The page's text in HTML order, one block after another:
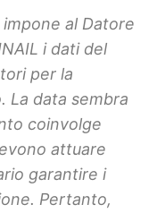
al Datore
i dati del
per la
La data sembra
coinvolge
attuare
garantire i
Pertanto,